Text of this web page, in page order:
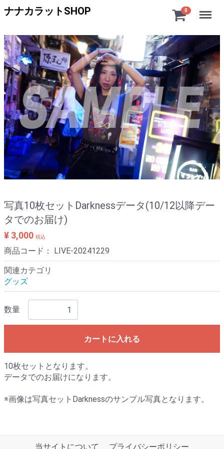
ナナカラットSHOP 0 Menu
写真10枚セットDarknessデータ(10/12以降デー
タでのお届け)
¥ 3,000 税込
商品コード： LIVE-20241229
関連カテゴリ
グッズ
数量
カートに入れる
10枚セットとなります。
データでのお届けになります。
※画像は写真セットDarknessのサンプル写真となります。
当サイトについて プライバシーポリシー